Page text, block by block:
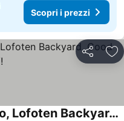
Scopri i prezzi
Condividi
YOUTH- Vw-ostel, Syncro, Lofoten Backyard, Good ONLY!